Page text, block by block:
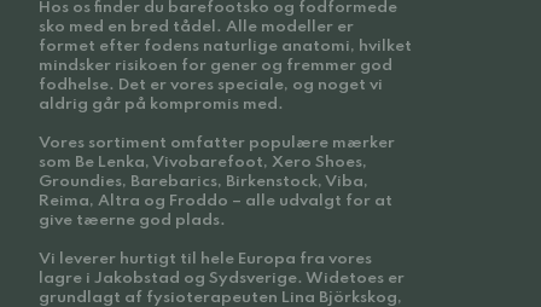
Hos os finder du barefootsko og fodformede
sko med en bred tådel. Alle modeller er
formet efter fodens naturlige anatomi, hvilket
mindsker risikoen for gener og fremmer god
fodhelse. Det er vores speciale, og noget vi
aldrig går på kompromis med.
Vores sortiment omfatter populære mærker
som Be Lenka, Vivobarefoot, Xero Shoes,
Groundies, Barebarics, Birkenstock, Viba,
Reima, Altra og Froddo – alle udvalgt for at
give tæerne god plads.
Vi leverer hurtigt til hele Europa fra vores
lagre i Jakobstad og Sydsverige. Widetoes er
grundlagt af fysioterapeuten Lina Björkskog,